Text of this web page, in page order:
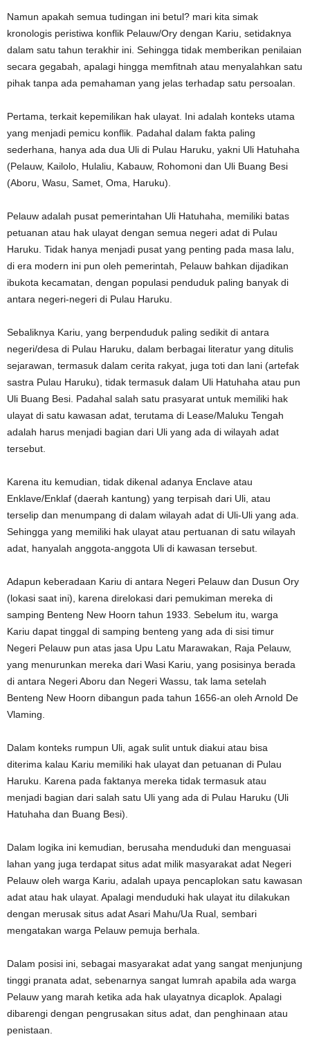
Namun apakah semua tudingan ini betul? mari kita simak
kronologis peristiwa konflik Pelauw/Ory dengan Kariu, setidaknya
dalam satu tahun terakhir ini. Sehingga tidak memberikan penilaian
secara gegabah, apalagi hingga memfitnah atau menyalahkan satu
pihak tanpa ada pemahaman yang jelas terhadap satu persoalan.
Pertama, terkait kepemilikan hak ulayat. Ini adalah konteks utama
yang menjadi pemicu konflik. Padahal dalam fakta paling
sederhana, hanya ada dua Uli di Pulau Haruku, yakni Uli Hatuhaha
(Pelauw, Kailolo, Hulaliu, Kabauw, Rohomoni dan Uli Buang Besi
(Aboru, Wasu, Samet, Oma, Haruku).
Pelauw adalah pusat pemerintahan Uli Hatuhaha, memiliki batas
petuanan atau hak ulayat dengan semua negeri adat di Pulau
Haruku. Tidak hanya menjadi pusat yang penting pada masa lalu,
di era modern ini pun oleh pemerintah, Pelauw bahkan dijadikan
ibukota kecamatan, dengan populasi penduduk paling banyak di
antara negeri-negeri di Pulau Haruku.
Sebaliknya Kariu, yang berpenduduk paling sedikit di antara
negeri/desa di Pulau Haruku, dalam berbagai literatur yang ditulis
sejarawan, termasuk dalam cerita rakyat, juga toti dan lani (artefak
sastra Pulau Haruku), tidak termasuk dalam Uli Hatuhaha atau pun
Uli Buang Besi. Padahal salah satu prasyarat untuk memiliki hak
ulayat di satu kawasan adat, terutama di Lease/Maluku Tengah
adalah harus menjadi bagian dari Uli yang ada di wilayah adat
tersebut.
Karena itu kemudian, tidak dikenal adanya Enclave atau
Enklave/Enklaf (daerah kantung) yang terpisah dari Uli, atau
terselip dan menumpang di dalam wilayah adat di Uli-Uli yang ada.
Sehingga yang memiliki hak ulayat atau pertuanan di satu wilayah
adat, hanyalah anggota-anggota Uli di kawasan tersebut.
Adapun keberadaan Kariu di antara Negeri Pelauw dan Dusun Ory
(lokasi saat ini), karena direlokasi dari pemukiman mereka di
samping Benteng New Hoorn tahun 1933. Sebelum itu, warga
Kariu dapat tinggal di samping benteng yang ada di sisi timur
Negeri Pelauw pun atas jasa Upu Latu Marawakan, Raja Pelauw,
yang menurunkan mereka dari Wasi Kariu, yang posisinya berada
di antara Negeri Aboru dan Negeri Wassu, tak lama setelah
Benteng New Hoorn dibangun pada tahun 1656-an oleh Arnold De
Vlaming.
Dalam konteks rumpun Uli, agak sulit untuk diakui atau bisa
diterima kalau Kariu memiliki hak ulayat dan petuanan di Pulau
Haruku. Karena pada faktanya mereka tidak termasuk atau
menjadi bagian dari salah satu Uli yang ada di Pulau Haruku (Uli
Hatuhaha dan Buang Besi).
Dalam logika ini kemudian, berusaha menduduki dan menguasai
lahan yang juga terdapat situs adat milik masyarakat adat Negeri
Pelauw oleh warga Kariu, adalah upaya pencaplokan satu kawasan
adat atau hak ulayat. Apalagi menduduki hak ulayat itu dilakukan
dengan merusak situs adat Asari Mahu/Ua Rual, sembari
mengatakan warga Pelauw pemuja berhala.
Dalam posisi ini, sebagai masyarakat adat yang sangat menjunjung
tinggi pranata adat, sebenarnya sangat lumrah apabila ada warga
Pelauw yang marah ketika ada hak ulayatnya dicaplok. Apalagi
dibarengi dengan pengrusakan situs adat, dan penghinaan atau
penistaan.